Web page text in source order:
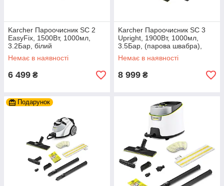
Karcher Пароочисник SC 2
EasyFix, 1500Вт, 1000мл,
3.2Бар, білий
Немає в наявності
6 499 ₴
Karcher Пароочисник SC 3
Upright, 1900Вт, 1000мл,
3.5Бар, (парова швабра),
білий
Немає в наявності
8 999 ₴
Подарунок